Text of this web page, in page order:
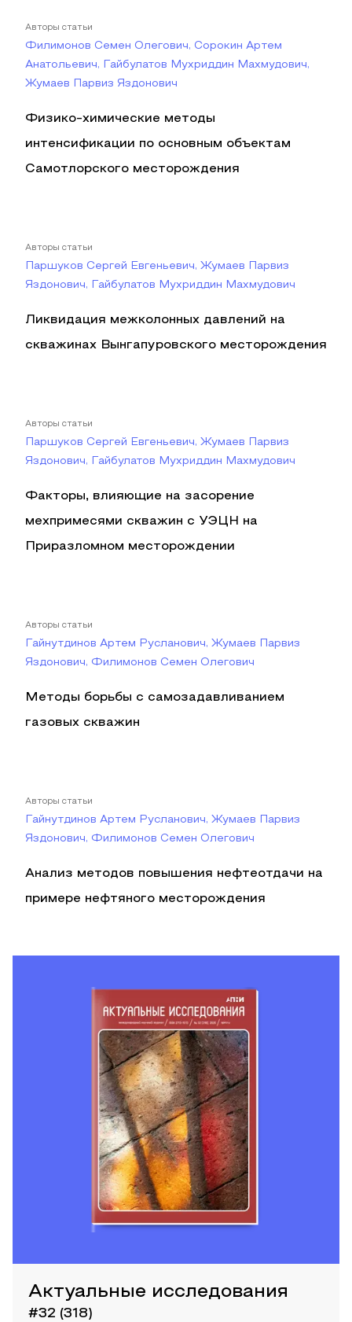
Авторы статьи
Филимонов Семен Олегович, Сорокин Артем
Анатольевич, Гайбулатов Мухриддин Махмудович,
Жумаев Парвиз Яздонович
Физико-химические методы
интенсификации по основным объектам
Самотлорского месторождения
Авторы статьи
Паршуков Сергей Евгеньевич, Жумаев Парвиз
Яздонович, Гайбулатов Мухриддин Махмудович
Ликвидация межколонных давлений на
скважинах Вынгапуровского месторождения
Авторы статьи
Паршуков Сергей Евгеньевич, Жумаев Парвиз
Яздонович, Гайбулатов Мухриддин Махмудович
Факторы, влияющие на засорение
мехпримесями скважин с УЭЦН на
Приразломном месторождении
Авторы статьи
Гайнутдинов Артем Русланович, Жумаев Парвиз
Яздонович, Филимонов Семен Олегович
Методы борьбы с самозадавливанием
газовых скважин
Авторы статьи
Гайнутдинов Артем Русланович, Жумаев Парвиз
Яздонович, Филимонов Семен Олегович
Анализ методов повышения нефтеотдачи на
примере нефтяного месторождения
Актуальные исследования
#32 (318)